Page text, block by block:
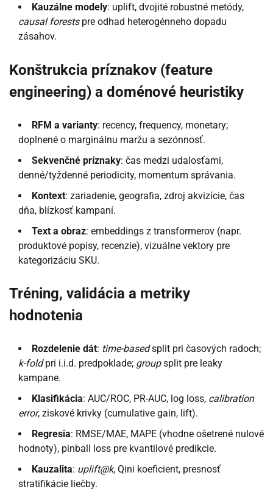
Kauzálne modely: uplift, dvojité robustné metódy,
causal forestspre odhad heterogénneho dopadu
zásahov.
Konštrukcia príznakov (feature
engineering) a doménové heuristiky
RFM a varianty: recency, frequency, monetary;
doplnené o marginálnu maržu a sezónnosť.
Sekvenčné príznaky: čas medzi udalosťami,
denné/tyždenné periodicity, momentum správania.
Kontext: zariadenie, geografia, zdroj akvizície, čas
dňa, blízkosť kampaní.
Text a obraz: embeddings z transformerov (napr.
produktové popisy, recenzie), vizuálne vektory pre
kategorizáciu SKU.
Tréning, validácia a metriky
hodnotenia
Rozdelenie dát: time-basedsplit pri časových radoch;
k-foldpri i.i.d. predpoklade; groupsplit pre leaky
kampane.
Klasifikácia: AUC/ROC, PR-AUC, log loss, calibration
error, ziskové krivky (cumulative gain, lift).
Regresia: RMSE/MAE, MAPE (vhodne ošetrené nulové
hodnoty), pinball loss pre kvantilové predikcie.
Kauzalita: uplift@k, Qini koeficient, presnosť
stratifikácie liečby.